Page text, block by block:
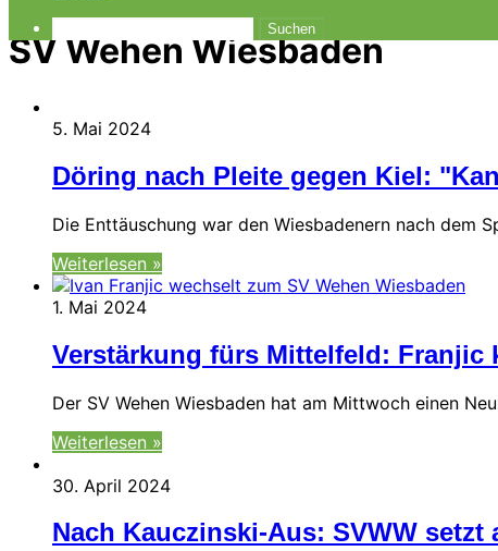
Suchen
SV Wehen Wiesbaden
5. Mai 2024
Döring nach Pleite gegen Kiel:
Die Enttäuschung war den Wiesbadenern nach dem
Weiterlesen »
1. Mai 2024
Verstärkung fürs Mittelfeld: Franjic
Der SV Wehen Wiesbaden hat am Mittwoch einen
Weiterlesen »
30. April 2024
Nach Kauczinski-Aus: SVWW